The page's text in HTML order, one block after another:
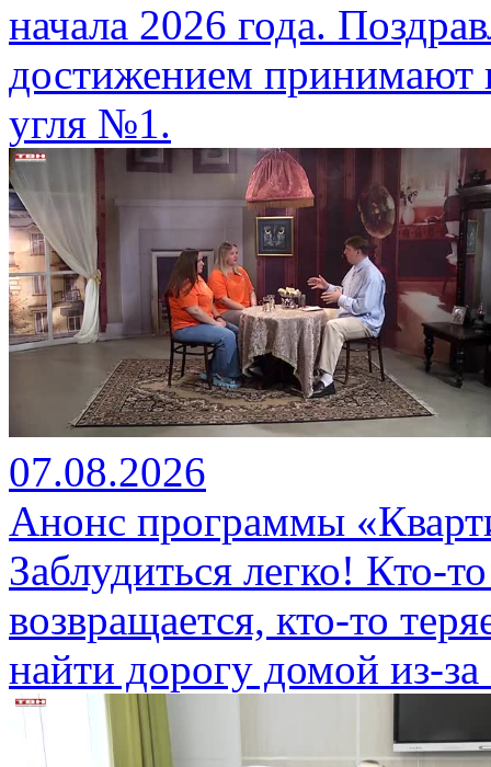
начала 2026 года.
достижением принимают
угля №1.
07.08.2026
Анонс программы
Заблудиться легко! Кто-
возвращается, кто-то
найти дорогу домой из-за